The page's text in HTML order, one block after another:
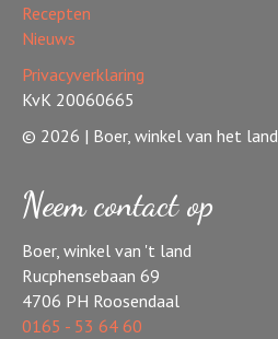
Recepten
Nieuws
Privacyverklaring
KvK 20060665
© 2026 | Boer, winkel van het land
Neem contact op
Boer, winkel van 't land
Rucphensebaan 69
4706 PH Roosendaal
0165 - 53 64 60